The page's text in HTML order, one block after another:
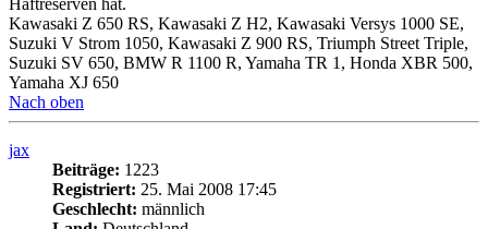
Haftreserven hat.
Kawasaki Z 650 RS, Kawasaki Z H2, Kawasaki Versys 1000 SE,
Suzuki V Strom 1050, Kawasaki Z 900 RS, Triumph Street Triple,
Suzuki SV 650, BMW R 1100 R, Yamaha TR 1, Honda XBR 500,
Yamaha XJ 650
Nach oben
jax
Beiträge: 1223
Registriert: 25. Mai 2008 17:45
Geschlecht: männlich